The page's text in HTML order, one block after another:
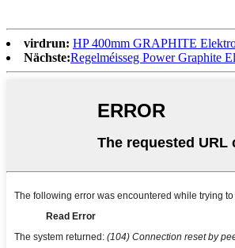
virdrun: HP 400mm GRAPHITE
Nächste:Regelméisseg Power Graphite